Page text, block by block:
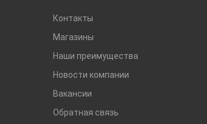
Контакты
Магазины
Наши преимущества
Новости компании
Вакансии
Обратная связь